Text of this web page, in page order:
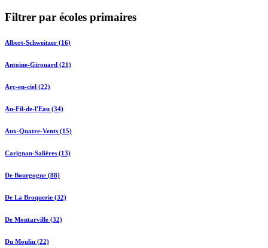
Filtrer par écoles primaires
Albert-Schweitzer (16)
Antoine-Girouard (21)
Arc-en-ciel (22)
Au-Fil-de-l'Eau (34)
Aux-Quatre-Vents (15)
Carignan-Salières (13)
De Bourgogne (88)
De La Broquerie (32)
De Montarville (32)
Du Moulin (22)